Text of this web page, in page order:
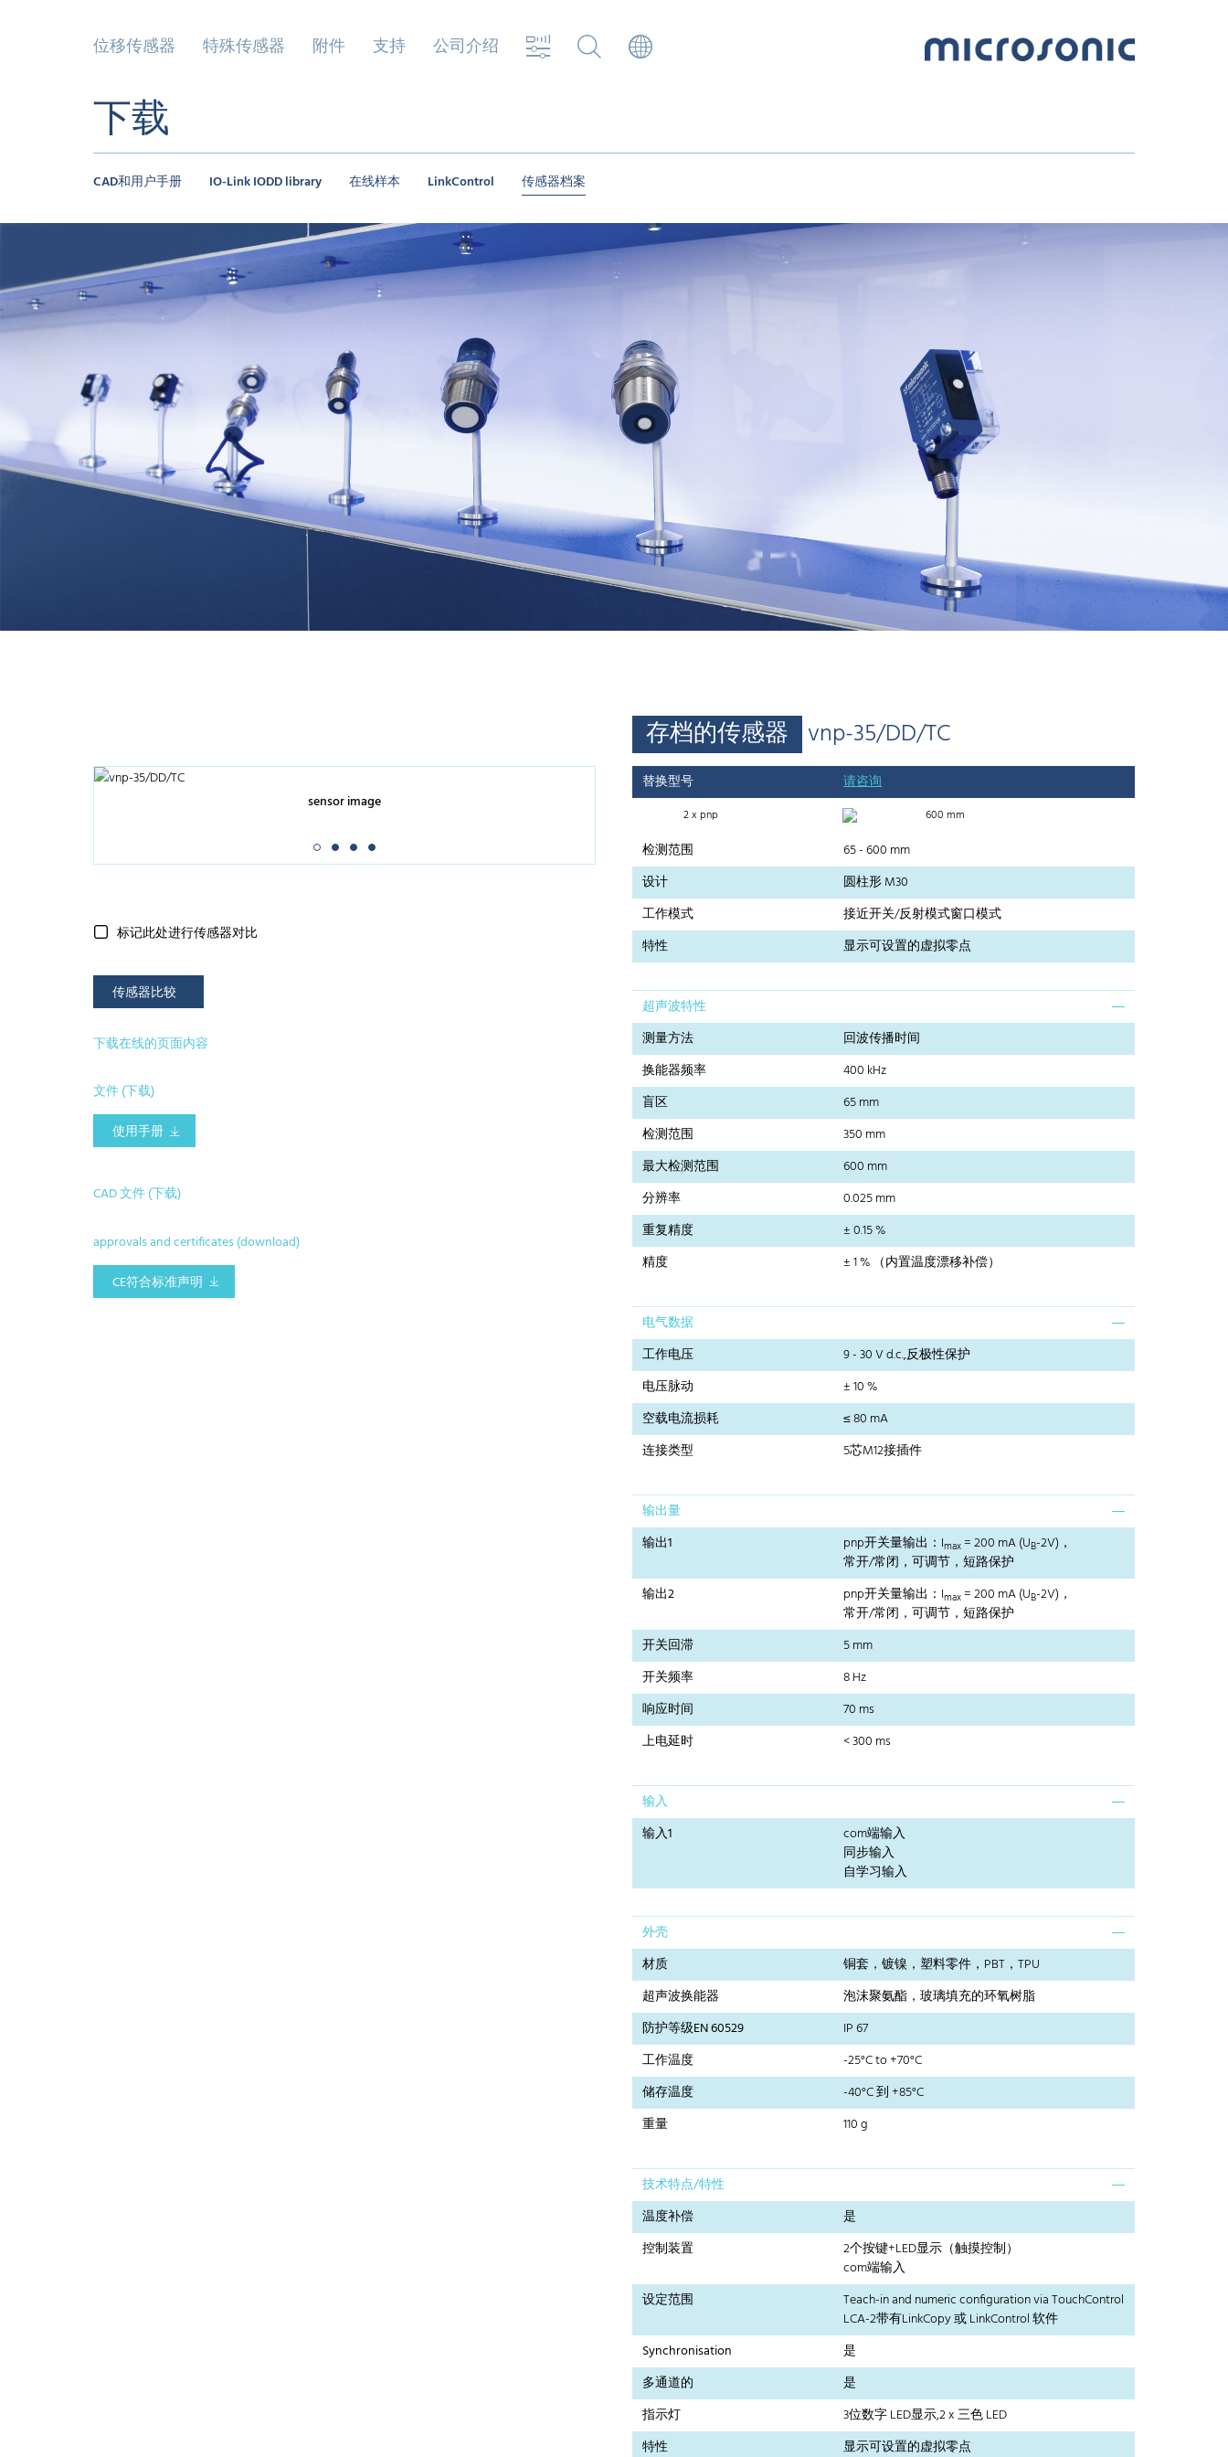
位移传感器 特殊传感器 附件 支持 公司介绍
下载
CAD和用户手册 IO-Link IODD library 在线样本 LinkControl 传感器档案
存档的传感器 vnp-35/DD/TC
sensor image
标记此处进行传感器对比
传感器比较
下载在线的页面内容
文件 (下载)
使用手册
CAD 文件 (下载)
approvals and certificates (download)
CE符合标准声明
替换型号 请咨询
2 x pnp 600 mm
检测范围
65 - 600 mm
设计
圆柱形 M30
工作模式
接近开关/反射模式窗口模式
特性
显示可设置的虚拟零点
超声波特性
测量方法
回波传播时间
换能器频率
400 kHz
盲区
65 mm
检测范围
350 mm
最大检测范围
600 mm
分辨率
0.025 mm
重复精度
± 0.15 %
精度
± 1 % （内置温度漂移补偿）
电气数据
工作电压
9 - 30 V d.c.,反极性保护
电压脉动
± 10 %
空载电流损耗
≤ 80 mA
连接类型
5芯M12接插件
输出量
输出1
pnp开关量输出：Imax= 200 mA (UB-2V)，
常开/常闭，可调节，短路保护
输出2
pnp开关量输出：Imax= 200 mA (UB-2V)，
常开/常闭，可调节，短路保护
开关回滞
5 mm
开关频率
8 Hz
响应时间
70 ms
上电延时
< 300 ms
输入
输入1
com端输入
同步输入
自学习输入
外壳
材质
铜套，镀镍，塑料零件，PBT，TPU
超声波换能器
泡沫聚氨酯，玻璃填充的环氧树脂
防护等级EN 60529
IP 67
工作温度
-25°C to +70°C
储存温度
-40°C 到 +85°C
重量
110 g
技术特点/特性
温度补偿
是
控制装置
2个按键+LED显示（触摸控制）
com端输入
设定范围
Teach-in and numeric configuration via TouchControl
LCA-2带有LinkCopy 或 LinkControl 软件
Synchronisation
是
多通道的
是
指示灯
3位数字 LED显示,2 x 三色 LED
特性
显示可设置的虚拟零点